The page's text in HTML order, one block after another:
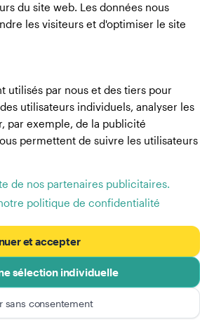
du site web. Les données nous
les visiteurs et d'optimiser le site
utilisés par nous et des tiers pour
utilisateurs individuels, analyser les
par exemple, de la publicité
permettent de suivre les utilisateurs
de nos partenaires publicitaires.
politique de confidentialité
et accepter
sélection individuelle
sans consentement